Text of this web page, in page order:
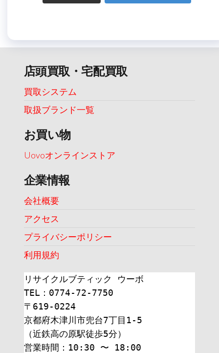
店頭買取・宅配買取
買取システム
取扱ブランド一覧
お買い物
Uovoオンラインストア
企業情報
会社概要
アクセス
プライバシーポリシー
利用規約
リサイクルブティック ウーボ
TEL：0774-72-7750
〒619-0224
京都府木津川市兜台7丁目1-5
（近鉄高の原駅徒歩5分）
営業時間：10:30 〜 18:00